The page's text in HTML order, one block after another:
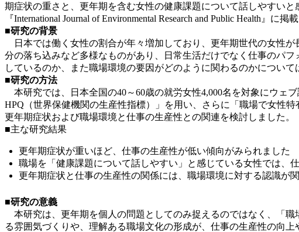
期症状の重さと、更年期を含む女性の健康課題について話しやすい
『International Journal of Environmental Research and Public Health』に掲
■研究の背景
日本では働く女性の割合が年々増加しており、更年期世代の女性
分の落ち込みなど多様なものがあり、日常生活だけでなく仕事のパ
しているのか、また職場環境の要因がどのように関わるのかについて
■研究の方法
本研究では、日本全国の40～60歳の就労女性4,000名を対象にウェ
HPQ（世界保健機関の生産性指標）」を用い、さらに「職場で女性
更年期症状および職場環境と仕事の生産性との関連を検討しました。
■主な研究結果
更年期症状が重いほど、仕事の生産性が低い傾向がみられました
職場を「健康課題について話しやすい」と感じている女性では、
更年期症状と仕事の生産性の関係には、職場環境に対する認識が
■研究の意義
本研究は、更年期を個人の問題としてのみ捉えるのではなく、「
る雰囲気づくりや、理解ある職場文化の形成が、仕事の生産性の向上